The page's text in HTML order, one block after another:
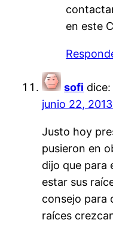
en este
sofi dice:
junio 22,
Justo hoy
pusieron en
dijo que para
estar sus
consejo para
raíces